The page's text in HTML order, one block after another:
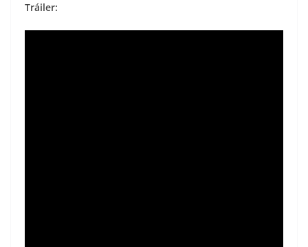
Tráiler: